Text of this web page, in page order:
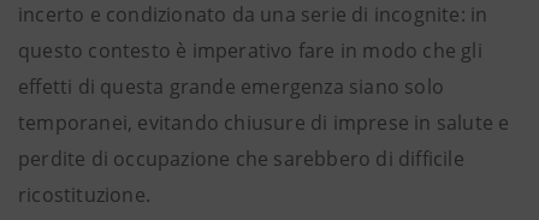
incerto e condizionato da una serie di incognite: in
questo contesto è imperativo fare in modo che gli
effetti di questa grande emergenza siano solo
temporanei, evitando chiusure di imprese in salute e
perdite di occupazione che sarebbero di difficile
ricostituzione.